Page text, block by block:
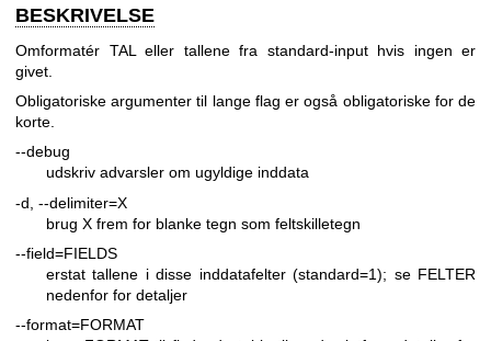
BESKRIVELSE
Omformatér TAL eller tallene fra standard-input hvis ingen er
givet.
Obligatoriske argumenter til lange flag er også obligatoriske for de
korte.
--debug
udskriv advarsler om ugyldige inddata
-d, --delimiter=X
brug X frem for blanke tegn som feltskilletegn
--field=FIELDS
erstat tallene i disse inddatafelter (standard=1); se FELTER
nedenfor for detaljer
--format=FORMAT